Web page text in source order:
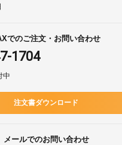
でのご注文・お問い合わせ
1704
中
注文書ダウンロード
メールでのお問い合わせ